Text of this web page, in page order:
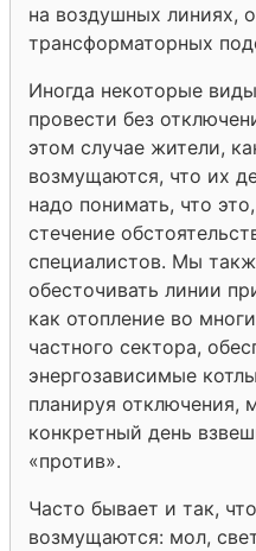
на воздушных линиях,
трансформаторных
Иногда некоторые
провести без
этом случае жители,
возмущаются, что их
надо понимать, что
стечение
специалистов. Мы
обесточивать линии
как отопление во
частного сектора,
энергозависимые
планируя
конкретный день
«против».
Часто бывает и так,
возмущаются: мол,